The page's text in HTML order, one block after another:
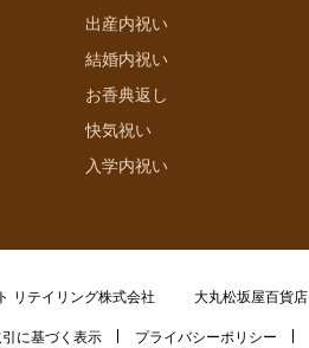
出産内祝い
結婚内祝い
お香典返し
快気祝い
入学内祝い
リテイリング株式会社 大丸松坂屋百貨店
に基づく表示 プライバシーポリシー